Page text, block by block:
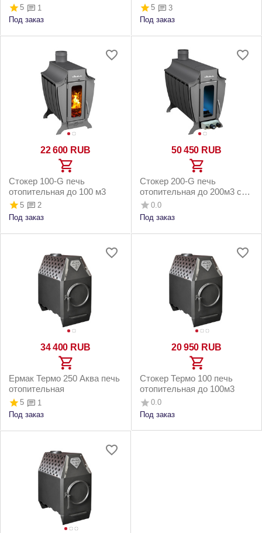
5
1
Под заказ
5
3
Под заказ
22 600 RUB
Стокер 100-G печь
отопительная до 100 м3
5
2
Под заказ
50 450 RUB
Стокер 200-G печь
отопительная до 200м3 с
газовой горелкой 16 кВт
0.0
Под заказ
34 400 RUB
Ермак Термо 250 Аква печь
отопительная
5
1
Под заказ
20 950 RUB
Стокер Термо 100 печь
отопительная до 100м3
0.0
Под заказ